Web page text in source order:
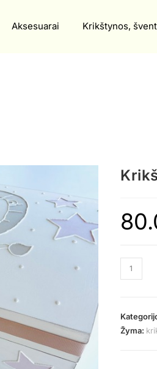
Aksesuarai Krikštynos,
Žyma: